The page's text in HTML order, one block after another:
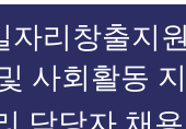
자리창출지
사회활동